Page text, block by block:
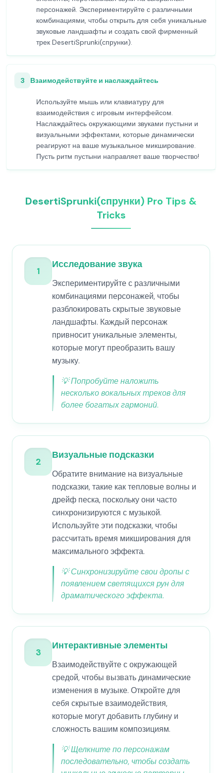
персонажей. Экспериментируйте с различными
комбинациями, чтобы открыть для себя уникальные
звуковые ландшафты и создать свой фирменный
трек DesertiSprunki(спрунки).
3 Взаимодействуйте и наслаждайтесь
Используйте мышь или клавиатуру для
взаимодействия с игровым интерфейсом.
Наслаждайтесь окружающими звуками пустыни и
визуальными эффектами, которые динамически
реагируют на ваше музыкальное микширование.
Пусть ритм пустыни направляет ваше творчество!
DesertiSprunki(спрунки) Pro Tips &
Tricks
1
Исследование звука
Экспериментируйте с различными
комбинациями персонажей, чтобы
разблокировать скрытые звуковые
ландшафты. Каждый персонаж
привносит уникальные элементы,
которые могут преобразить вашу
музыку.
💡Попробуйте наложить
несколько вокальных треков для
более богатых гармоний.
2
Визуальные подсказки
Обратите внимание на визуальные
подсказки, такие как тепловые волны и
дрейф песка, поскольку они часто
синхронизируются с музыкой.
Используйте эти подсказки, чтобы
рассчитать время микширования для
максимального эффекта.
💡Синхронизируйте свои дропы с
появлением светящихся рун для
драматического эффекта.
3
Интерактивные элементы
Взаимодействуйте с окружающей
средой, чтобы вызвать динамические
изменения в музыке. Откройте для
себя скрытые взаимодействия,
которые могут добавить глубину и
сложность вашим композициям.
💡Щелкните по персонажам
последовательно, чтобы создать